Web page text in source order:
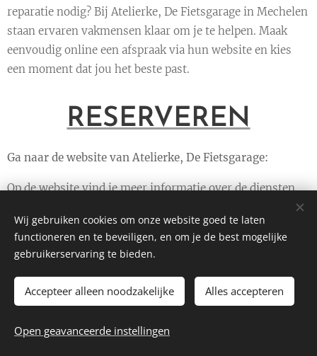
reparatie nodig? Bij Atelierke, De Fietsgarage in Mechelen
staan ervaren vakmensen klaar om je te helpen. Maak
eenvoudig online een afspraak via hun website en kies
een moment dat jou het beste past.
RESERVEREN
Ga naar de website van Atelierke, De Fietsgarage:
Op de website vind je meer informatie over de diensten
Cookies
Wij gebruiken cookies om onze website goed te laten
functioneren en te beveiligen, en om je de best mogelijke
gebruikerservaring te bieden.
Accepteer alleen noodzakelijke Alles accepteren
Open geavanceerde instellingen